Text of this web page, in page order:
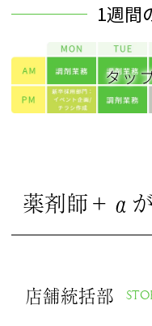
1週間
薬剤師＋α
店舗統括部